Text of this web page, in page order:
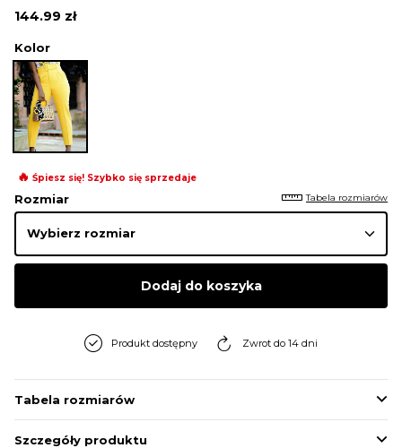
SPODNIE
KOMBINEZONY
MARYNARKI
144.99 zł
Kolor
🔥 Śpiesz się! Szybko się sprzedaje
Rozmiar Tabela rozmiarów
Dodaj do koszyka
Produkt dostępny Zwrot do 14 dni
Tabela rozmiarów
Szczegóły produktu